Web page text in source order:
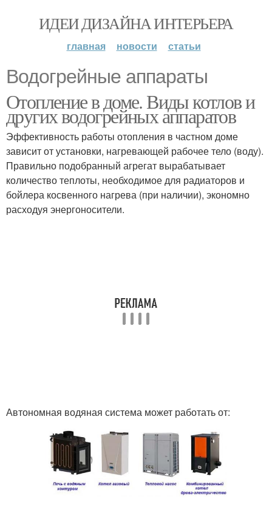
ИДЕИ ДИЗАЙНА ИНТЕРЬЕРА
главная новости статьи
Водогрейные аппараты
Отопление в доме. Виды котлов и
других водогрейных аппаратов
Эффективность работы отопления в частном доме
зависит от установки, нагревающей рабочее тело (воду).
Правильно подобранный агрегат вырабатывает
количество теплоты, необходимое для радиаторов и
бойлера косвенного нагрева (при наличии), экономно
расходуя энергоносители.
Автономная водяная система может работать от: